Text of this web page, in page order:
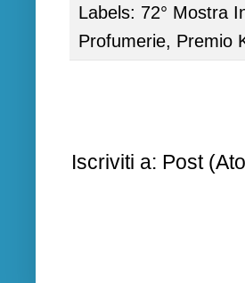
Labels: 72° Mostra
Profumerie, Premio
Iscriviti a: Post